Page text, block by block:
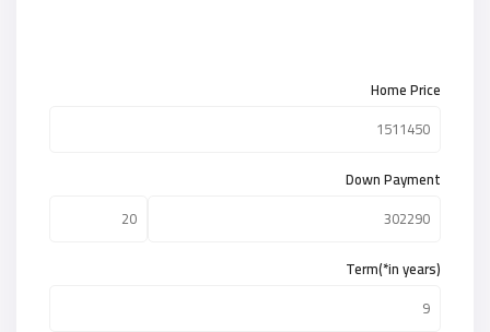
Home Price
Down Payment
Term(*in years)